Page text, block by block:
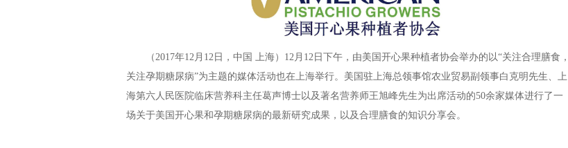
（2017年12月12日，中国 上海）12月12日下午，由美国开心果种植者协会举办的以“关注合理膳食，
关注孕期糖尿病”为主题的媒体活动也在上海举行。美国驻上海总领事馆农业贸易副领事白克明先生、上
海第六人民医院临床营养科主任葛声博士以及著名营养师王旭峰先生为出席活动的50余家媒体进行了一
场关于美国开心果和孕期糖尿病的最新研究成果，以及合理膳食的知识分享会。